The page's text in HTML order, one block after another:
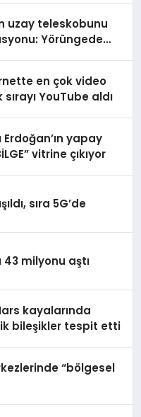
uzay teleskobunu
Yörüngede
en çok video
YouTube aldı
yapay
vitrine çıkıyor
sıra 5G’de
43 milyonu aştı
kayalarında
bileşikler tespit etti
“bölgesel